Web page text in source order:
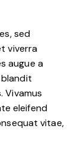
sed
viverra
augue a
Vivamus
eleifend
vitae,